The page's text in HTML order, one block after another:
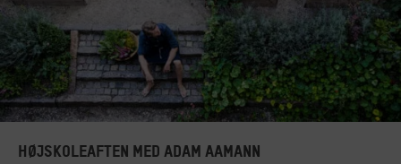
højskoleaften med adam aamann